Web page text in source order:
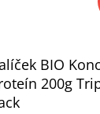
BIO
200g